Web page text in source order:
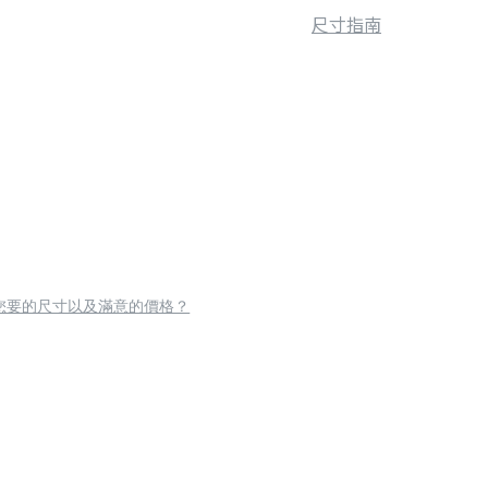
尺寸指南
要的尺寸以及滿意的價格？